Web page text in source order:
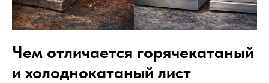
Чем отличается горячекатаный
и холоднокатаный лист